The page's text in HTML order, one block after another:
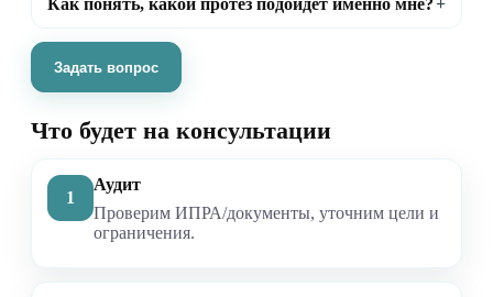
Как понять, какой протез подойдёт именно мне?
Задать вопрос
Что будет на консультации
1
Аудит
Проверим ИПРА/документы, уточним цели и
ограничения.